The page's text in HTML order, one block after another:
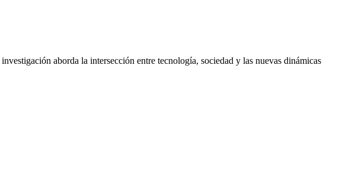
aborda la intersección entre tecnología, sociedad y las nuevas dinámicas